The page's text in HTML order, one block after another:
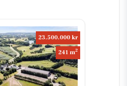
23.500.000 kr
241 m2